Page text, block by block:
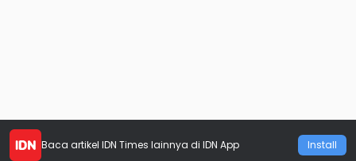
Baca artikel IDN Times lainnya di IDN App Install